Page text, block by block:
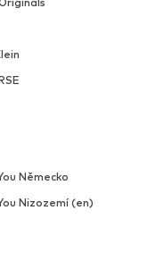
Německo
Nizozemí (en)